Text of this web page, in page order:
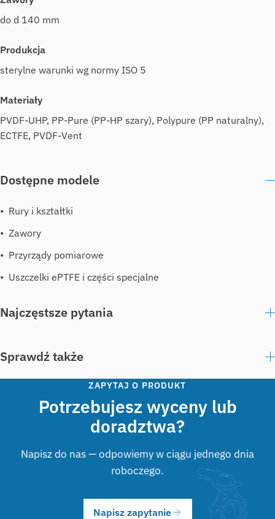
do d 140 mm
Produkcja
sterylne warunki wg normy ISO 5
Materiały
PVDF-UHP, PP-Pure (PP-HP szary), Polypure (PP naturalny),
ECTFE, PVDF-Vent
Dostępne modele
Rury i kształtki
Zawory
Przyrządy pomiarowe
Uszczelki ePTFE i części specjalne
Najczęstsze pytania
Sprawdź także
ZAPYTAJ O PRODUKT
Potrzebujesz wyceny lub
doradztwa?
Napisz do nas — odpowiemy w ciągu jednego dnia
roboczego.
Napisz zapytanie